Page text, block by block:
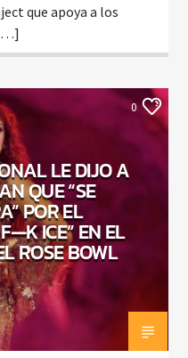
que apoya a los
0
LE DIJO A
QUE “SE
POR EL
ICE” EN EL
ROSE BOWL